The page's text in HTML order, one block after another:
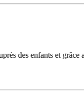
des enfants et grâce